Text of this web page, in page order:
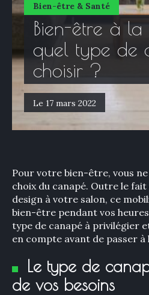
Bien-être & Santé
Bien-être à la
quel type de
choisir ?
Le 17 mars 2022
Pour votre bien-être, vous
choix du canapé. Outre le
design à votre salon, ce
bien-être pendant vos
type de canapé à privilégier
en compte avant de passer à
Le type de
de vos besoins